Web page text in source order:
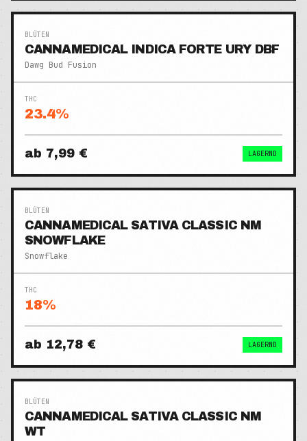
BLÜTEN
CANNAMEDICAL INDICA FORTE URY DBF
Dawg Bud Fusion
THC
23.4%
ab 7,99 € LAGERND
BLÜTEN
CANNAMEDICAL SATIVA CLASSIC NM
SNOWFLAKE
Snowflake
THC
18%
ab 12,78 € LAGERND
BLÜTEN
CANNAMEDICAL SATIVA CLASSIC NM
WT